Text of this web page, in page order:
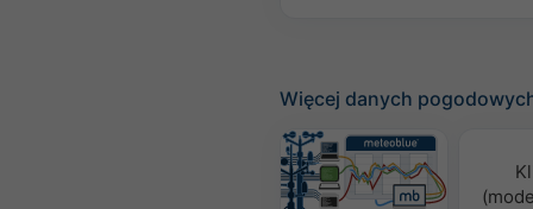
Więcej danych